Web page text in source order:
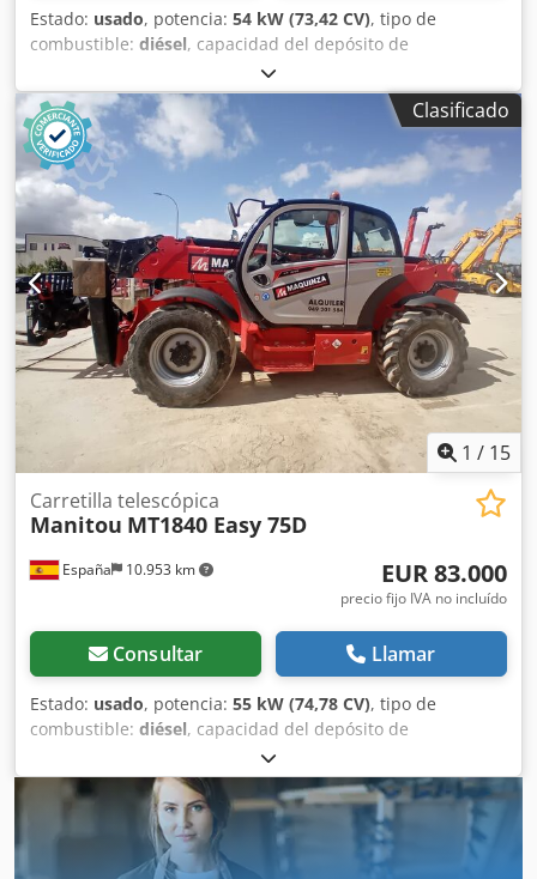
Estado: usado, potencia: 54 kW (73,42 CV), tipo de
combustible: diésel, capacidad del depósito de
oro, altura de elevación:
mm, Año de fabricación:2023, horas de funcionamiento:
2.411 h, Año de fabricación: 2023 Peso en vacío: 11.520 kg
Capacidad de carga: 4.000 kg PBV: 15.520 kg Dimensiones
(lxanxal): 626 x 232 x 270 cm Altura de trabajo: 1.800 cm
Ubicación: Casarrubios del monte (Toledo) Este
manipulador telescópico JCB 540.180 se encuentra en
perfecto estado de funcionamiento y operatividad, para
que puedas contar con equipo para tu proyecto de forma
inmediata. Dkodpfx Aoxq Rl Aepysr precio: PRECIO A
CONSULTAR Tipología: Manipulador fijo Capacidad de
depósito: 146 l CE
Clasificado
1 / 15
España 10.953 km
Carretilla telescópica
Manitou MT1840 Easy 75D
EUR 83.000
precio fijo IVA no incluído
Consultar Llamar
Estado: usado, potencia: 55 kW (74,78 CV), tipo de
combustible: diésel, capacidad del depósito de
, altura de elevación:
fabricación:2023, horas de funcionamiento:2.578 h,
Equipamiento:aire acondicionado, Año de fabricación:
2023 Peso en vacío: 11.700 kg Capacidad de carga: 4.000 kg
PBV: 15.700 kg Dimensiones (lxanxal): 627 x 242 x 250 cm